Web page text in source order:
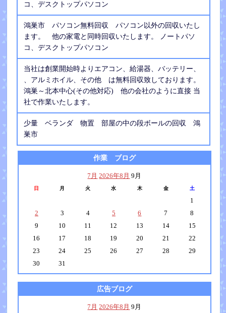
コ、デスクトップパソコン
鴻巣市 パソコン無料回収 パソコン以外の回収いたし
ます。 他の家電と同時回収いたします。 ノートパソ
コ、デスクトップパソコン
当社は創業開始時よりエアコン、給湯器、バッテリー、
、アルミホイル、その他 は無料回収致しております。
鴻巣～北本中心(その他対応) 他の会社のように直接 当
社で作業いたします。
少量 ベランダ 物置 部屋の中の段ボールの回収 鴻
巣市
作業 ブログ
7月 2026年8月 9月
日 月 火 水 木 金 土
1
2
3 4 5 6 7
8
9
10 11 12 13 14
15
16
17 18 19 20 21
22
23
24 25 26 27 28
29
30
31
広告ブログ
7月 2026年8月 9月